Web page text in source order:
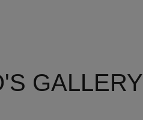
GALLERY